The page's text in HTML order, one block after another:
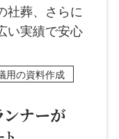
社葬、さらに
い実績で安心
用の資料作成